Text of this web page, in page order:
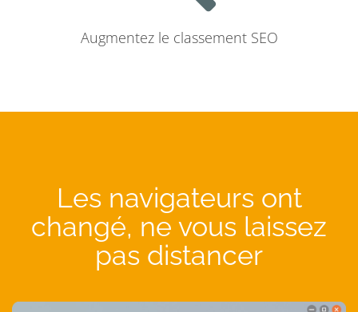
Augmentez le classement SEO
Les navigateurs ont
changé, ne vous laissez
pas distancer